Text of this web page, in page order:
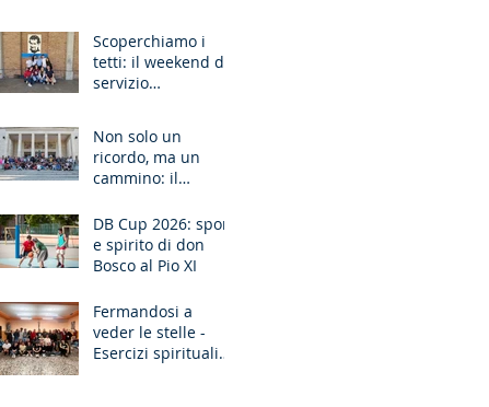
Scoperchiamo i
tetti: il weekend di
servizio
Non solo un
ricordo, ma un
cammino: il
unisce le
generazioni
DB Cup 2026: sport
e spirito di don
Bosco al Pio XI
Fermandosi a
veder le stelle -
Esercizi spirituali